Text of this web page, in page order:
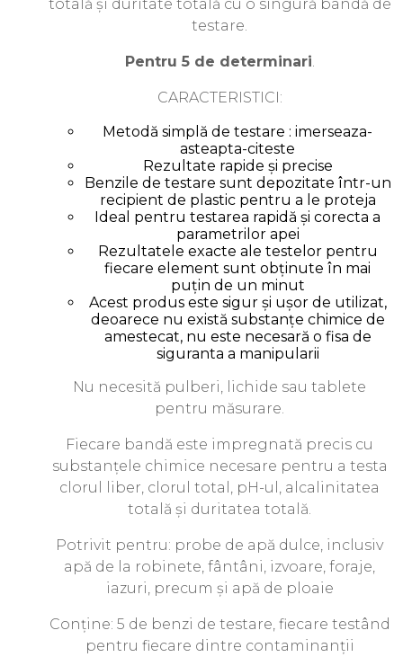
totală și duritate totală cu o singură bandă de
testare.
Pentru 5 de determinari
CARACTERISTICI:
Metodă simplă de testare : imerseaza-
asteapta-citeste
Rezultate rapide și precise
Benzile de testare sunt depozitate într-un
recipient de plastic pentru a le proteja
Ideal pentru testarea rapidă și corecta a
parametrilor apei
Rezultatele exacte ale testelor pentru
fiecare element sunt obținute în mai
puțin de un minut
Acest produs este sigur și ușor de utilizat,
deoarece nu există substanțe chimice de
amestecat, nu este necesară o fisa de
siguranta a manipularii
Nu necesită pulberi, lichide sau tablete
pentru măsurare.
Fiecare bandă este impregnată precis cu
substanțele chimice necesare pentru a testa
clorul liber, clorul total, pH-ul, alcalinitatea
totală și duritatea totală.
Potrivit pentru: probe de apă dulce, inclusiv
apă de la robinete, fântâni, izvoare, foraje,
iazuri, precum și apă de ploaie
Conține: 5 de benzi de testare, fiecare testând
pentru fiecare dintre contaminanții